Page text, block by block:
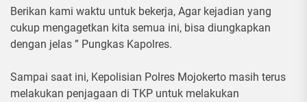
Berikan kami waktu untuk bekerja, Agar kejadian yang
cukup mengagetkan kita semua ini, bisa diungkapkan
dengan jelas ” Pungkas Kapolres.
Sampai saat ini, Kepolisian Polres Mojokerto masih terus
melakukan penjagaan di TKP untuk melakukan